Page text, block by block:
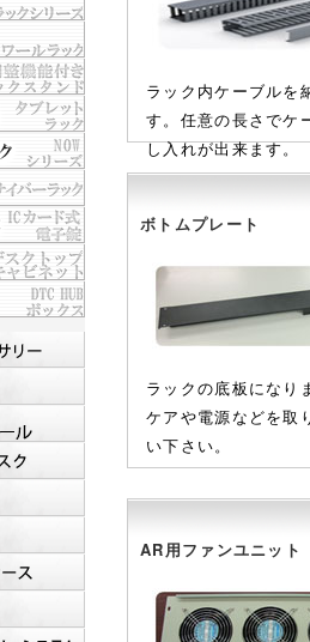
ラック内ケーブルを
す。任意の長さでケ
し入れが出来ます。
ボトムプレート
ラックの底板になり
ケアや電源などを取
い下さい。
AR用ファンユニット